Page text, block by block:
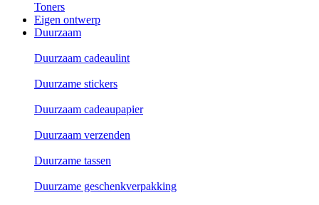
Toners
Eigen ontwerp
Duurzaam
Duurzaam cadeaulint
Duurzame stickers
Duurzaam cadeaupapier
Duurzaam verzenden
Duurzame tassen
Duurzame geschenkverpakking